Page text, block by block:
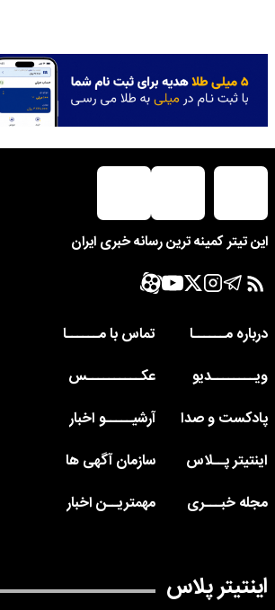
این تیتر کمینه ترین رسانه خبری ایران
درباره مــــــا
تماس با مــــــا
ویــــــــدیو
عکــــــــــس
پادکست و صدا
آرشیـــــو اخبار
اینتیتر پــلاس
سازمان آگهی ها
مجله خبـــری
مهمتریــن اخبار
اینتیتر پلاس